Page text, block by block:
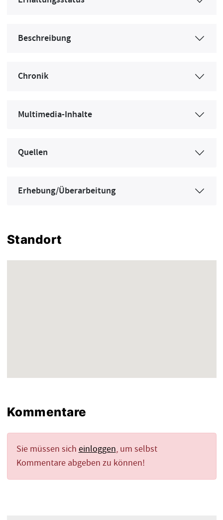
Beschreibung
Chronik
Multimedia-Inhalte
Quellen
Erhebung/Überarbeitung
Standort
Kommentare
Sie müssen sich einloggen, um selbst
Kommentare abgeben zu können!